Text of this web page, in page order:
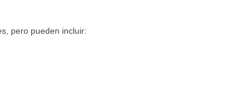
pero pueden incluir: